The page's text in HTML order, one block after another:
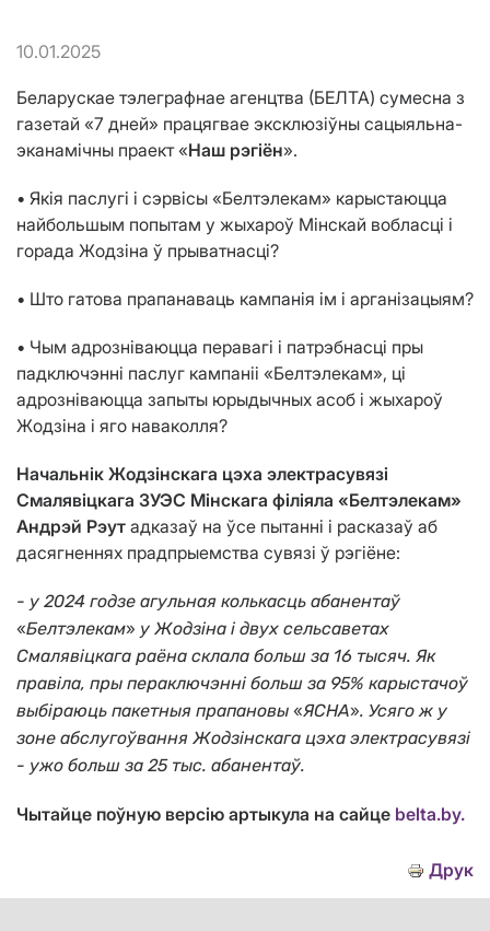
10.01.2025
Беларускае тэлеграфнае агенцтва (БЕЛТА) сумесна з
газетай «7 дней» працягвае эксклюзіўны сацыяльна-
эканамічны праект «Наш рэгіён».
• Якія паслугі і сэрвісы «Белтэлекам» карыстаюцца
найбольшым попытам у жыхароў Мінскай вобласці і
горада Жодзіна ў прыватнасці?
• Што гатова прапанаваць кампанія ім і арганізацыям?
• Чым адрозніваюцца перавагі і патрэбнасці пры
падключэнні паслуг кампаніі «Белтэлекам», ці
адрозніваюцца запыты юрыдычных асоб і жыхароў
Жодзіна і яго наваколля?
Начальнік Жодзінскага цэха электрасувязі
Смалявіцкага ЗУЭС Мінскага філіяла «Белтэлекам»
Андрэй Рэут адказаў на ўсе пытанні і расказаў аб
дасягненнях прадпрыемства сувязі ў рэгіёне:
- у 2024 годзе агульная колькасць абанентаў
«Белтэлекам» у Жодзіна і двух сельсаветах
Смалявіцкага раёна склала больш за 16 тысяч. Як
правіла, пры пераключэнні больш за 95% карыстачоў
выбіраюць пакетныя прапановы «ЯСНА». Усяго ж у
зоне абслугоўвання Жодзінскага цэха электрасувязі
- ужо больш за 25 тыс. абанентаў.
Чытайце поўную версію артыкула на сайце belta.by.
Друк